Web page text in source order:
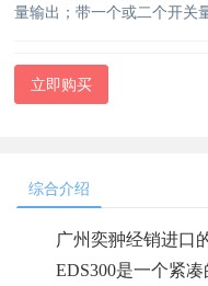
量输出；带一个或二个开关
立即购买
综合介绍
广州奕翀经销进口
EDS300是一个紧